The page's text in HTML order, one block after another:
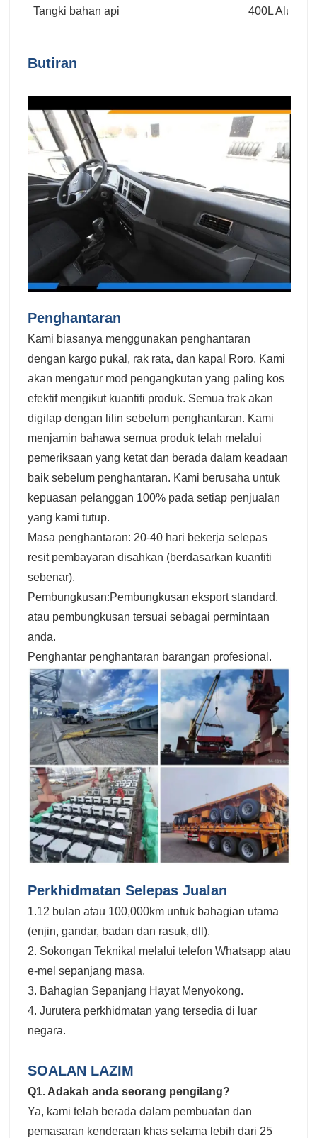
Tangki bahan api 400L
Butiran
Penghantaran
Kami biasanya menggunakan penghantaran
dengan kargo pukal, rak rata, dan kapal Roro. Kami
akan mengatur mod pengangkutan yang paling kos
efektif mengikut kuantiti produk. Semua trak akan
digilap dengan lilin sebelum penghantaran. Kami
menjamin bahawa semua produk telah melalui
pemeriksaan yang ketat dan berada dalam keadaan
baik sebelum penghantaran. Kami berusaha untuk
kepuasan pelanggan 100% pada setiap penjualan
yang kami tutup.
Masa penghantaran: 20-40 hari bekerja selepas
resit pembayaran disahkan (berdasarkan kuantiti
sebenar).
Pembungkusan:Pembungkusan eksport standard,
atau pembungkusan tersuai sebagai permintaan
anda.
Penghantar penghantaran barangan profesional.
Perkhidmatan Selepas Jualan
1.12 bulan atau 100,000km untuk bahagian utama
(enjin, gandar, badan dan rasuk, dll).
2. Sokongan Teknikal melalui telefon Whatsapp atau
e-mel sepanjang masa.
3. Bahagian Sepanjang Hayat Menyokong.
4. Jurutera perkhidmatan yang tersedia di luar
negara.
SOALAN LAZIM
Q1. Adakah anda seorang pengilang?
Ya, kami telah berada dalam pembuatan dan
pemasaran kenderaan khas selama lebih dari 25